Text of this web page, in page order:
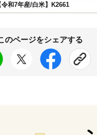
和7年産/白米】K2661
のページをシェアする